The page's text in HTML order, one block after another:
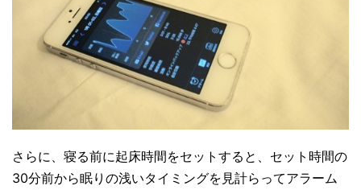
さらに、寝る前に起床時間をセットすると、セット時間の
30分前から眠りの浅いタイミングを見計らってアラーム